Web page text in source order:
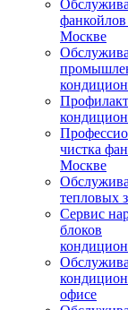
Москве
чистка
Москве
тепловых
Сервис
блоков
офисе